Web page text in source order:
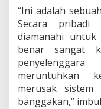
“Ini adalah
Secara
diamanahi
benar sangat
meruntuhkan
merusak
banggakan,”